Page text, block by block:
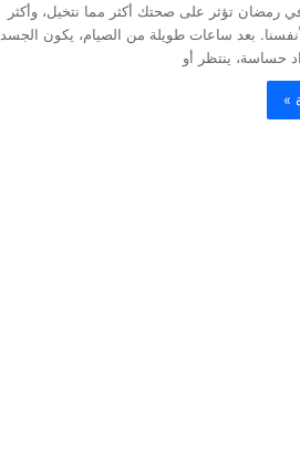
رمضان تؤثر على صحتك أكثر مما نتخيل، وأكثر
بعد ساعات طويلة من الصيام، يكون الجسد
حساسة، ينتظر أو
»